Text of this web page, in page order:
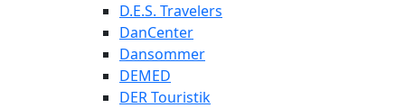
D.E.S. Travelers
DanCenter
Dansommer
DEMED
DER Touristik